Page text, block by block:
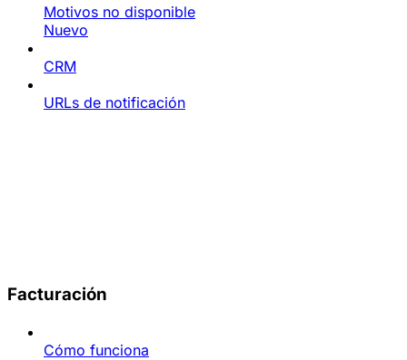
Motivos no disponible
Nuevo
CRM
URLs de notificación
Facturación
Cómo funciona